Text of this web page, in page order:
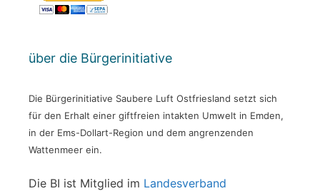
über die Bürgerinitiative
Die Bürgerinitiative Saubere Luft Ostfriesland setzt sich
für den Erhalt einer giftfreien intakten Umwelt in Emden,
in der Ems-Dollart-Region und dem angrenzenden
Wattenmeer ein.
Die BI ist Mitglied im Landesverband